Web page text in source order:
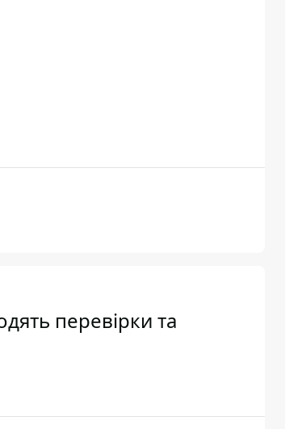
перевірки та